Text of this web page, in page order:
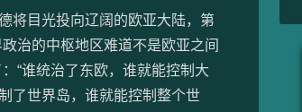
将目光投向辽阔的欧亚大陆，第
治的中枢地区难道不是欧亚之间
“谁统治了东欧，谁就能控制大
了世界岛，谁就能控制整个世